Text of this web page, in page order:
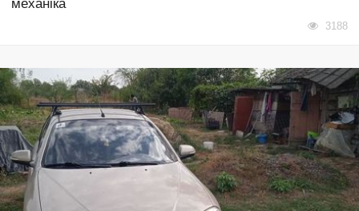
механіка
3188